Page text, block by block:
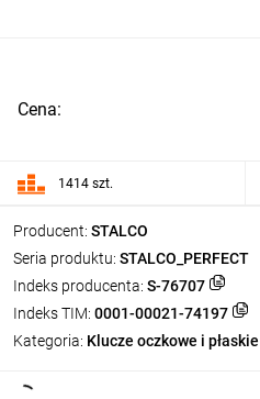
Producent: STALCO
Seria produktu: STALCO_PERFECT
Indeks producenta: S-76707
Indeks TIM: 0001-00021-74197
Kategoria: Klucze oczkowe i płaskie
Cena:
1414 szt.